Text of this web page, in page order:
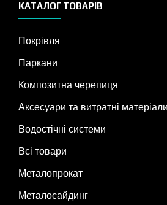
КАТАЛОГ ТОВАРІВ
Покрівля
Паркани
Композитна черепиця
Аксесуари та витратні матеріали
Водостічні системи
Всі товари
Металопрокат
Металосайдинг